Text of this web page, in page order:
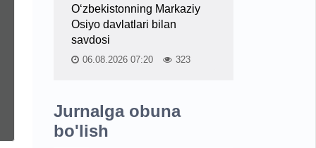
O‘zbekistonning Markaziy
Osiyo davlatlari bilan
savdosi
06.08.2026 07:20 323
Jurnalga obuna
bo'lish